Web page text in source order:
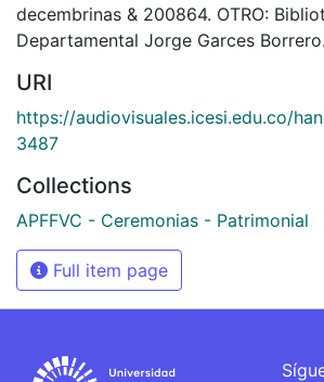
decembrinas & 200864. OTRO:
Departamental Jorge Garces Borrero.
URI
https://audiovisuales.icesi.edu.co/
3487
Collections
APFFVC - Ceremonias - Patrimonial
Full item page